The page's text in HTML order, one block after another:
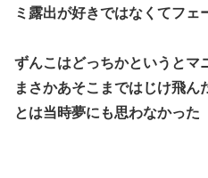
ミ露出が好きではなくてフェ
ずんこはどっちかというとマ
まさかあそこまではじけ飛
とは当時夢にも思わなかった